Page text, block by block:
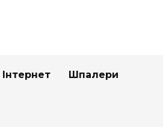
Інтернет Шпалери